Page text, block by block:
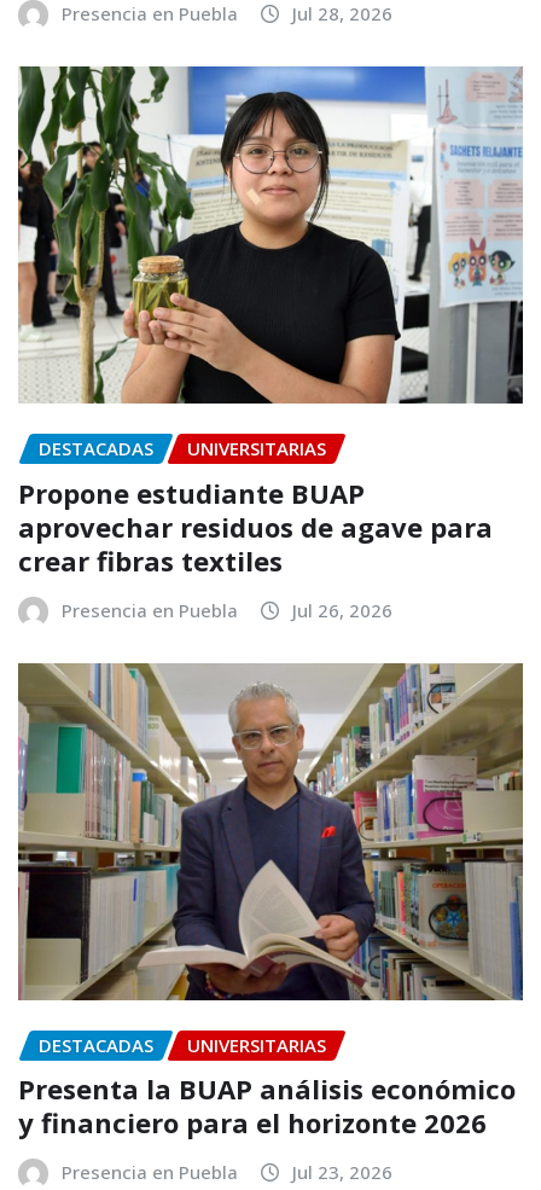
Presencia en Puebla Jul 28, 2026
DESTACADAS UNIVERSITARIAS
Propone estudiante BUAP
aprovechar residuos de agave para
crear fibras textiles
Presencia en Puebla Jul 26, 2026
DESTACADAS UNIVERSITARIAS
Presenta la BUAP análisis económico
y financiero para el horizonte 2026
Presencia en Puebla Jul 23, 2026